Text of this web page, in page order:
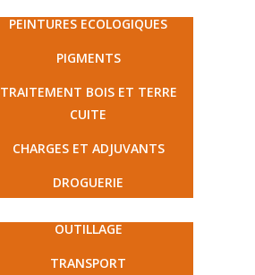
PEINTURES ECOLOGIQUES
PIGMENTS
TRAITEMENT BOIS ET TERRE
CUITE
CHARGES ET ADJUVANTS
DROGUERIE
OUTILLAGE
TRANSPORT